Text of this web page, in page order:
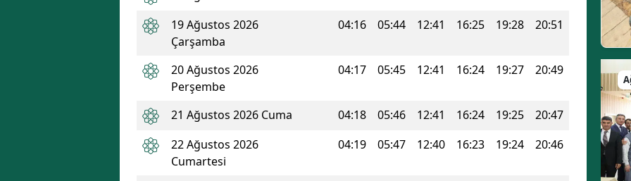
19 Ağustos 2026
Çarşamba
04:16 05:44 12:41 16:25 19:28 20:51
20 Ağustos 2026
Perşembe
04:17 05:45 12:41 16:24 19:27 20:49
21 Ağustos 2026 Cuma 04:18 05:46 12:41 16:24 19:25
20:47
22 Ağustos 2026
Cumartesi
04:19 05:47 12:40 16:23 19:24 20:46